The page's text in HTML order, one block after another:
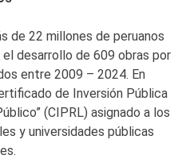
de 22 millones de peruanos
desarrollo de 609 obras por
entre 2009 – 2024. En
de Inversión Pública
(CIPRL) asignado a los
y universidades públicas